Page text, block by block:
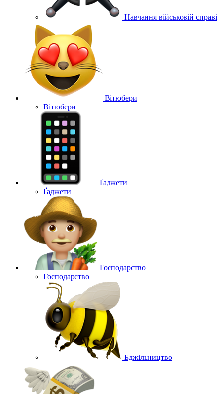
Навчання військовій справі
Вітюбери
Вітюбери
Ґаджети
Ґаджети
Господарство
Господарство
Бджільництво